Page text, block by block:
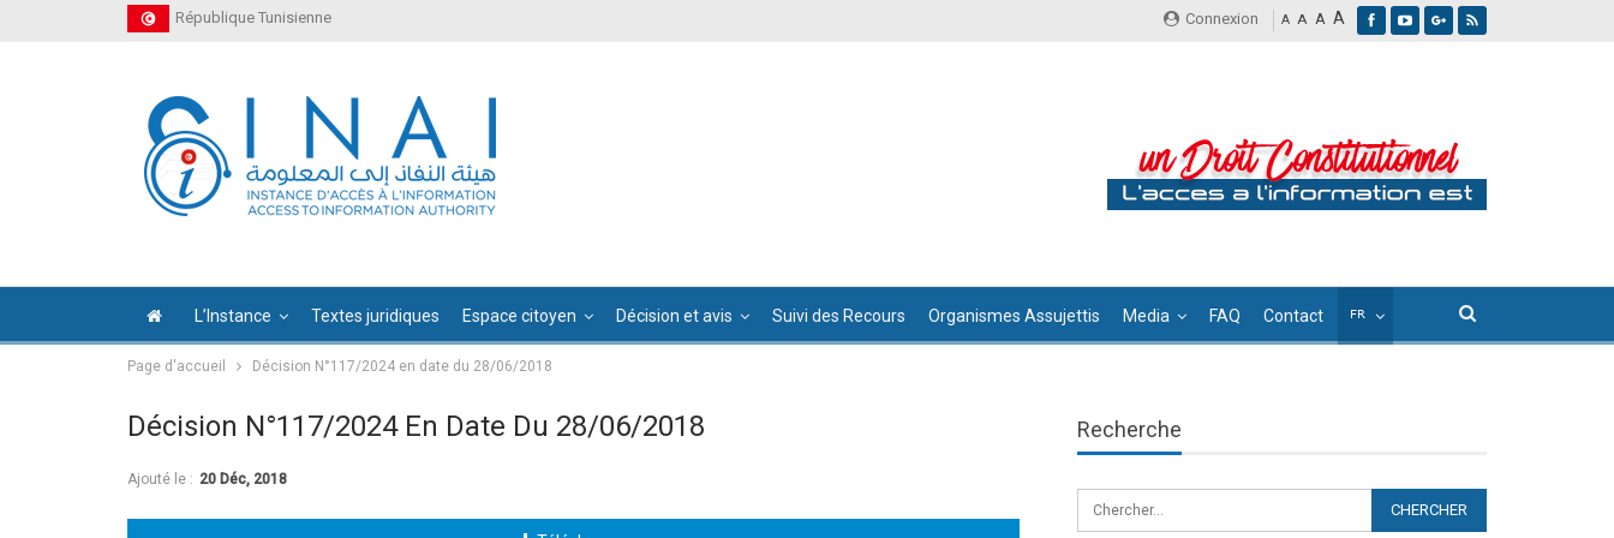
Connexion A A A A
République Tunisienne
L’Instance Textes juridiques Espace citoyen Décision et avis Suivi des Recours Organismes Assujettis Media FAQ Contact
Page d'accueil Décision N°117/2024 en date du 28/06/2018
Décision N°117/2024 En Date Du 28/06/2018
Ajouté le : 20 Déc, 2018
Recherche